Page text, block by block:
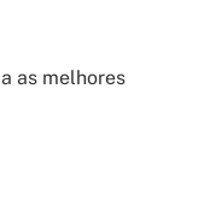
as melhores